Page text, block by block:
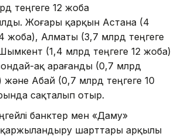
теңгеге 12 жоба
Жоғары қарқын Астана (4
жоба), Алматы (3,7 млрд теңгеге
(1,4 млрд теңгеге 12 жоба)
ақ Қарағанды (0,7 млрд
және Абай (0,7 млрд теңгеге 10
сақталып отыр.
банктер мен «Даму»
қаржыландыру шарттары арқылы